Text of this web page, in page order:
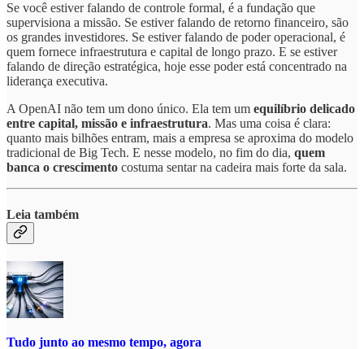
Se você estiver falando de controle formal, é a fundação que
supervisiona a missão. Se estiver falando de retorno financeiro, são
os grandes investidores. Se estiver falando de poder operacional, é
quem fornece infraestrutura e capital de longo prazo. E se estiver
falando de direção estratégica, hoje esse poder está concentrado na
liderança executiva.
A OpenAI não tem um dono único. Ela tem um equilíbrio delicado
entre capital, missão e infraestrutura. Mas uma coisa é clara:
quanto mais bilhões entram, mais a empresa se aproxima do modelo
tradicional de Big Tech. E nesse modelo, no fim do dia, quem
banca o crescimento costuma sentar na cadeira mais forte da sala.
Leia também
Tudo junto ao mesmo tempo, agora